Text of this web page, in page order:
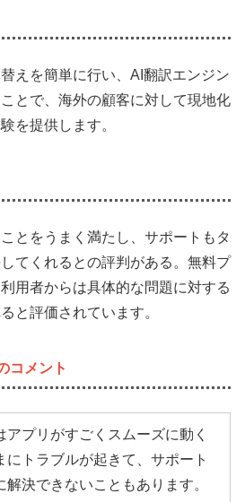
えを簡単に行い、AI翻訳エンジン
とで、海外の顧客に対して現地化
を提供します。
とをうまく満たし、サポートもタ
てくれるとの評判がある。無料プ
用者からは具体的な問題に対する
と評価されています。
コメント
アプリがすごくスムーズに動く
にトラブルが起きて、サポート
解決できないこともあります。